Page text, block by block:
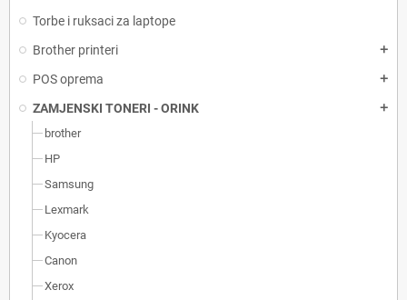
Torbe i ruksaci za laptope
Brother printeri
add
POS oprema add
ZAMJENSKI TONERI - ORINK add
brother
HP
Samsung
Lexmark
Kyocera
Canon
Xerox